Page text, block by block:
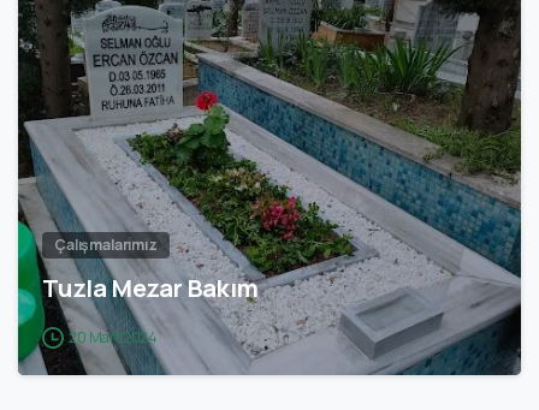
Çalışmalarımız
Tuzla Mezar Bakım
20 Mart 2024